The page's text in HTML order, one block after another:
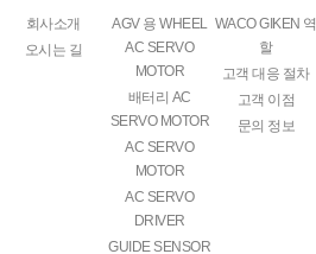
회사소개
오시는 길
AGV 용 WHEEL
AC SERVO
MOTOR
배터리 AC
SERVO MOTOR
AC SERVO
MOTOR
AC SERVO
DRIVER
GUIDE SENSOR
WACO GIKEN 역
할
고객 대응 절차
고객 이점
문의 정보